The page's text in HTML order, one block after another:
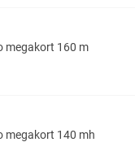
megakort 160 m
megakort 140 mh